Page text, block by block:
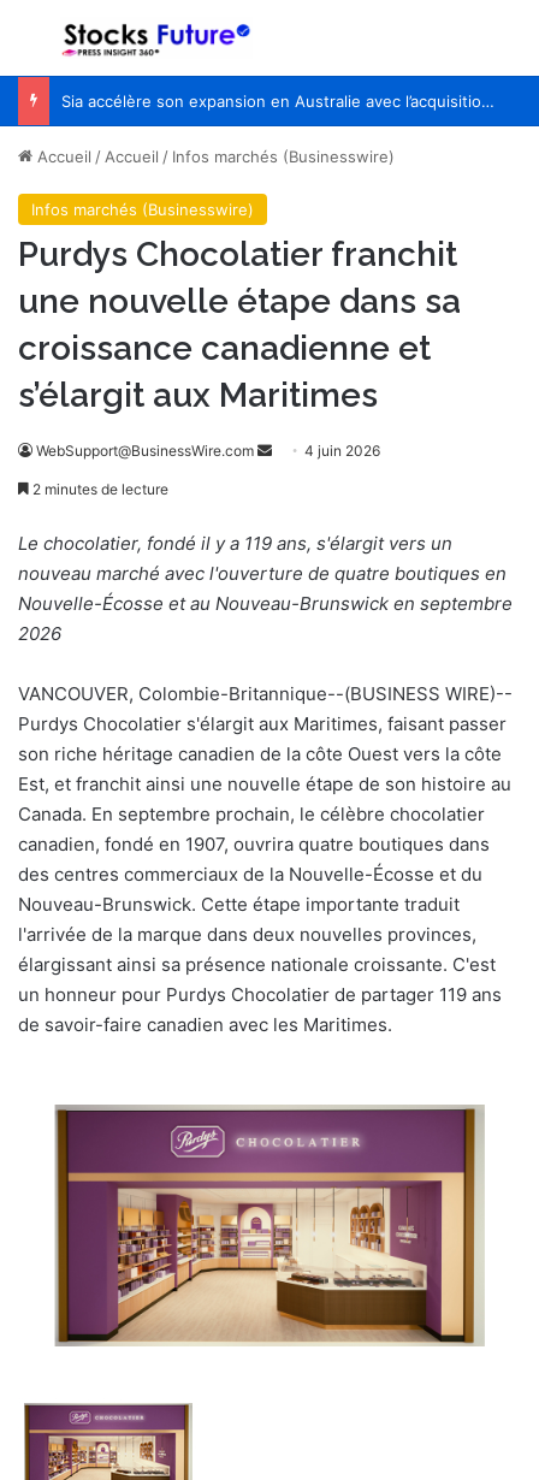
Menu
Sia accélère son expansion en Australie avec l’acquisition de Seven Consulting
Accueil /Accueil / Infos marchés (Businesswire)
Infos marchés (Businesswire)
Purdys Chocolatier franchit
une nouvelle étape dans sa
croissance canadienne et
s’élargit aux Maritimes
WebSupport@BusinessWire.com
o
y
e
r
r
i
e
l
4 juin 2026
2 minutes de lecture
Le chocolatier, fondé il y a 119 ans, s'élargit vers un
nouveau marché avec l'ouverture de quatre boutiques en
Nouvelle-Écosse et au Nouveau-Brunswick en septembre
2026
VANCOUVER, Colombie-Britannique--(BUSINESS WIRE)--
Purdys Chocolatier s'élargit aux Maritimes, faisant passer
son riche héritage canadien de la côte Ouest vers la côte
Est, et franchit ainsi une nouvelle étape de son histoire au
Canada. En septembre prochain, le célèbre chocolatier
canadien, fondé en 1907, ouvrira quatre boutiques dans
des centres commerciaux de la Nouvelle-Écosse et du
Nouveau-Brunswick. Cette étape importante traduit
l'arrivée de la marque dans deux nouvelles provinces,
élargissant ainsi sa présence nationale croissante. C'est
un honneur pour Purdys Chocolatier de partager 119 ans
de savoir-faire canadien avec les Maritimes.